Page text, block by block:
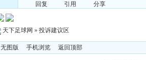
回复
引用 分享
天下足球网 » 投诉建议区
无图版 手机浏览 返回顶部